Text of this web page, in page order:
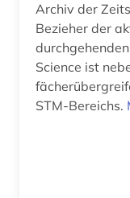
formulare (1)
forschung (9)
Archiv der
Bezieher der
Science ist
STM-Bereichs.